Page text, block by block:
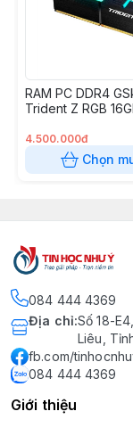
RAM PC DDR4
Trident Z RGB
16GTZR
4.500.000đ
Chọn
084 444 4369
Địa chỉ:Số 18-
Liêu,
fb.com/
084 444 4369
Giới thiệu